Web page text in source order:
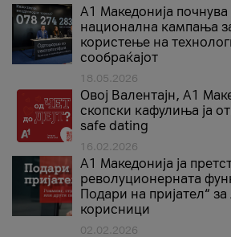
A1 Македонија
национална кампања
користење на
сообраќајот
18.05.2026
Овој Валентајн, A1
скопски кафулиња ја
safe dating
16.02.2026
А1 Македонија ја
револуционерната
Подари на пријател“
корисници
02.02.2026